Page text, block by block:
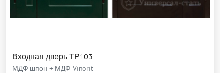
Входная дверь ТР103
МДФ шпон + МДФ Vinorit